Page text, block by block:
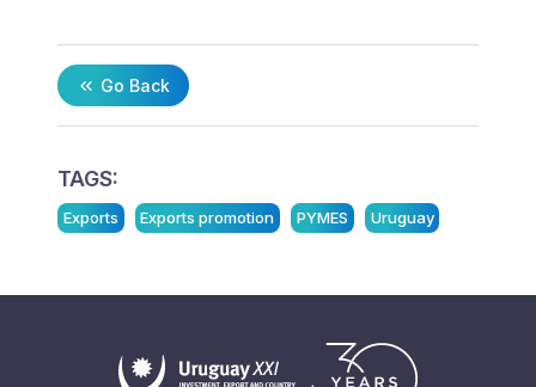
Go Back
TAGS:
Exports Exports promotion PYMES Uruguay